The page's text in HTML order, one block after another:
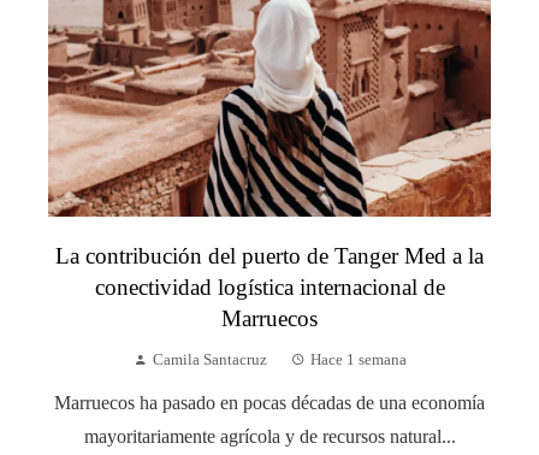
La contribución del puerto de Tanger Med a la
conectividad logística internacional de
Marruecos
Camila Santacruz Hace 1 semana
Marruecos ha pasado en pocas décadas de una economía
mayoritariamente agrícola y de recursos natural...